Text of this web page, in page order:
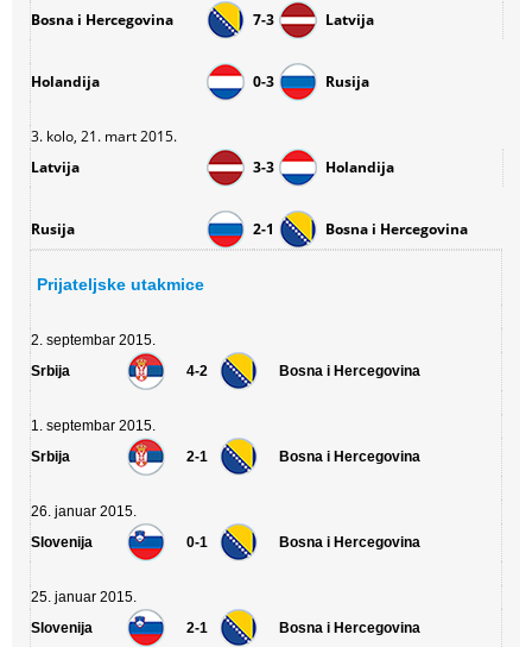
Bosna i Hercegovina
7-3 Latvija
Holandija 0-3 Rusija
3. kolo, 21. mart 2015.
Latvija
3-3 Holandija
Rusija 2-1 Bosna i Hercegovina
Prijateljske utakmice
2. septembar 2015.
Srbija
4-2 Bosna i Hercegovina
1. septembar 2015.
Srbija
2-1 Bosna i Hercegovina
26. januar 2015.
Slovenija
0-1 Bosna i Hercegovina
25. januar 2015.
Slovenija
2-1 Bosna i Hercegovina